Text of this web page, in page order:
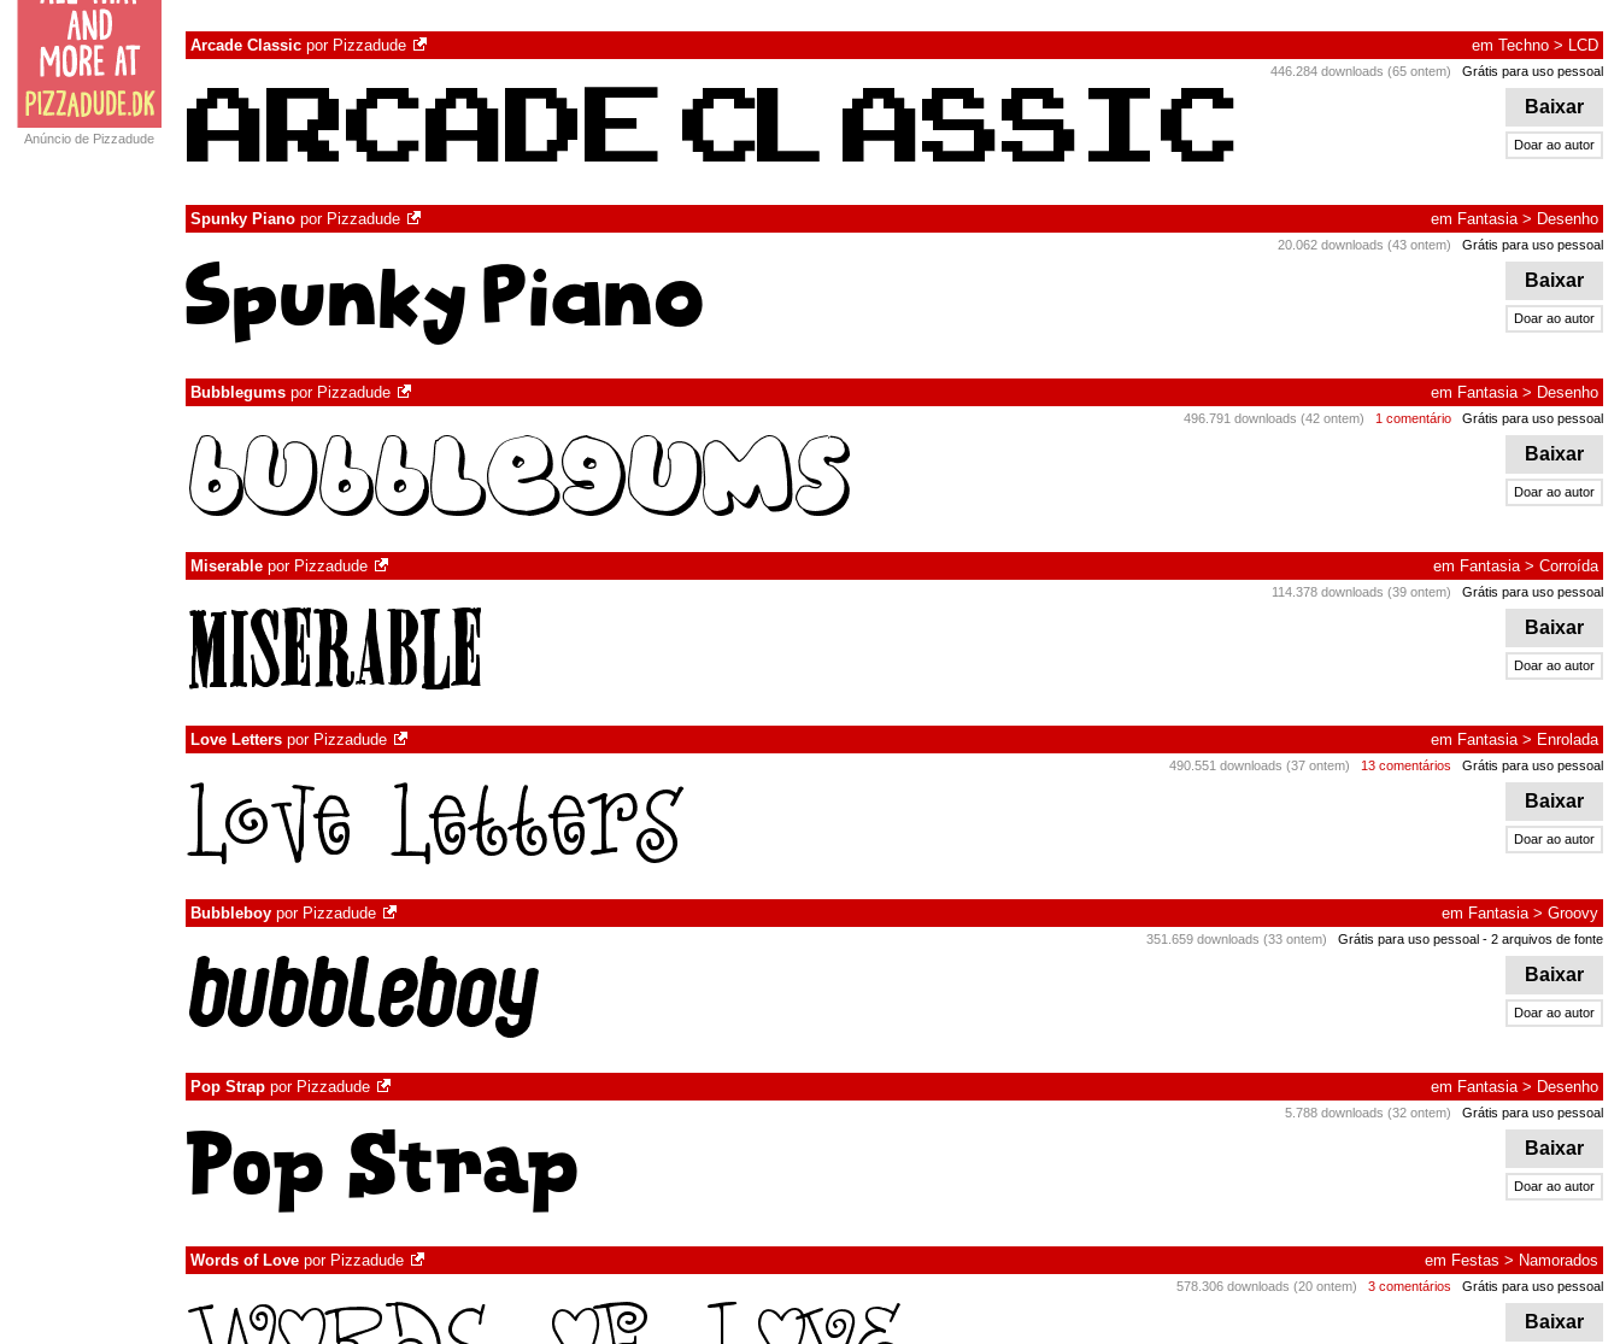
Anúncio de Pizzadude
Arcade Classic por Pizzadude em Techno > LCD
446.284 downloads (65 ontem) Grátis para uso pessoal
Baixar
Doar ao autor
Spunky Piano por Pizzadude em Fantasia> Desenho
20.062 downloads (43 ontem) Grátis para uso pessoal
Baixar
Doar ao autor
Bubblegums por Pizzadude em Fantasia> Desenho
496.791 downloads (42 ontem) 1 comentário Grátis para uso pessoal
Baixar
Doar ao autor
Miserable por Pizzadude em Fantasia> Corroída
114.378 downloads (39 ontem) Grátis para uso pessoal
Baixar
Doar ao autor
Love Letters por Pizzadude em Fantasia> Enrolada
490.551 downloads (37 ontem) 13 comentários Grátis para uso pessoal
Baixar
Doar ao autor
Bubbleboy por Pizzadude em Fantasia> Groovy
351.659 downloads (33 ontem) Grátis para uso pessoal - 2 arquivos de fonte
Baixar
Doar ao autor
Pop Strap por Pizzadude em Fantasia> Desenho
5.788 downloads (32 ontem) Grátis para uso pessoal
Baixar
Doar ao autor
Words of Love por Pizzadude em Festas > Namorados
578.306 downloads (20 ontem) 3 comentários Grátis para uso pessoal
Baixar